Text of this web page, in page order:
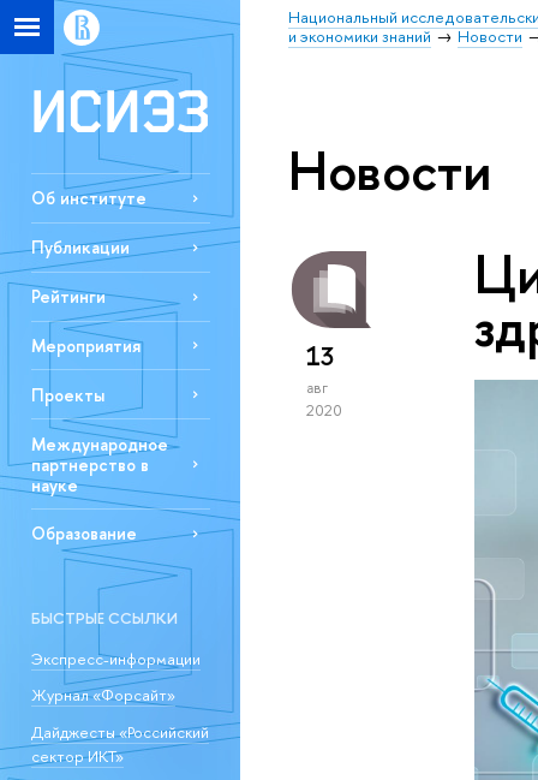
Национальный
и экономики знаний
Новости
Об институте
Публикации
Рейтинги
Мероприятия
Проекты
Международное
партнерство в
науке
Образование
БЫСТРЫЕ ССЫЛКИ
Экспресс-информации
Журнал «Форсайт»
Дайджесты «Российский
сектор ИКТ»
Новости
13
авг
2020